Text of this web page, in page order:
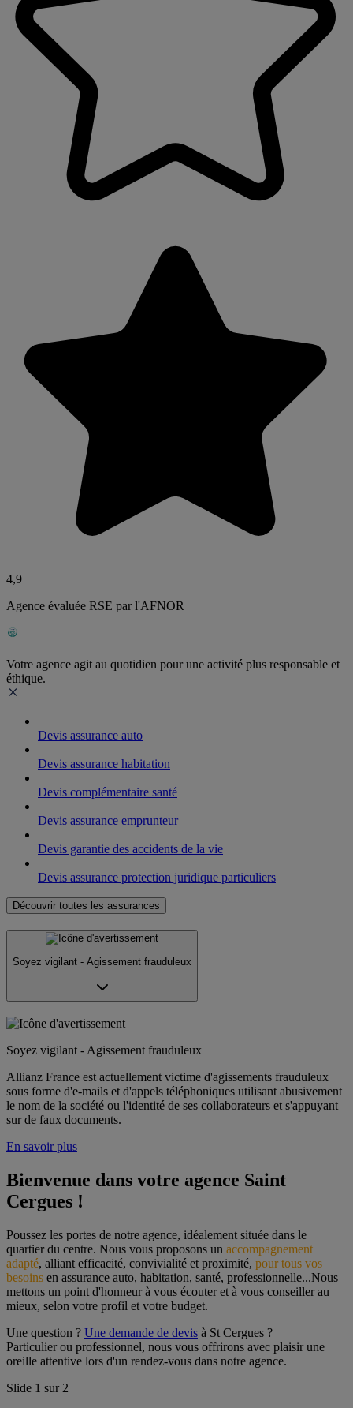
4,9
Agence évaluée RSE par l'AFNOR
Votre agence agit au quotidien pour une activité plus responsable et
éthique.
Devis assurance auto
Devis assurance habitation
Devis complémentaire santé
Devis assurance emprunteur
Devis garantie des accidents de la vie
Devis assurance protection juridique particuliers
Découvrir toutes les assurances
Soyez vigilant - Agissement frauduleux
Soyez vigilant - Agissement frauduleux
Allianz France est actuellement victime d'agissements frauduleux
sous forme d'e-mails et d'appels téléphoniques utilisant abusivement
le nom de la société ou l'identité de ses collaborateurs et s'appuyant
sur de faux documents.
En savoir plus
Bienvenue dans votre agence Saint
Cergues !
Poussez les portes de notre agence, idéalement située dans le
quartier du centre. Nous vous proposons un accompagnement
adapté, alliant efficacité, convivialité et proximité, pour tous vos
besoins en assurance auto, habitation, santé, professionnelle...Nous
mettons un point d'honneur à vous écouter et à vous conseiller au
mieux, selon votre profil et votre budget.
Une question ? Une demande de devis à St Cergues ?
Particulier ou professionnel, nous vous offrirons avec plaisir une
oreille attentive lors d'un rendez-vous dans notre agence.
Slide 1 sur 2